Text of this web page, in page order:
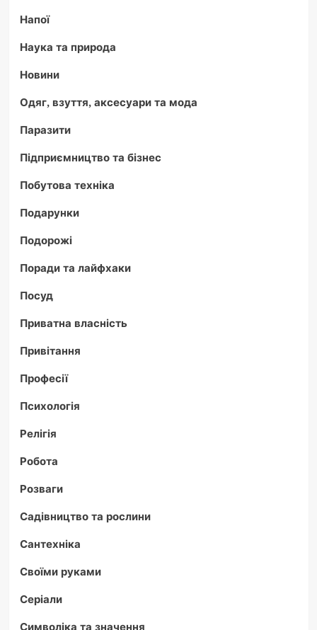
Напої
Наука та природа
Новини
Одяг, взуття, аксесуари та мода
Паразити
Підприємництво та бізнес
Побутова техніка
Подарунки
Подорожі
Поради та лайфхаки
Посуд
Приватна власність
Привітання
Професії
Психологія
Релігія
Робота
Розваги
Садівництво та рослини
Сантехніка
Своїми руками
Серіали
Символіка та значення